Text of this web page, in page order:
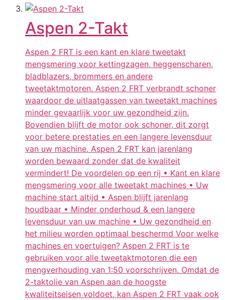
Aspen 2-Takt
Aspen 2 FRT is een kant en klare tweetakt
mengsmering voor kettingzagen, heggenscharen,
bladblazers, brommers en andere
tweetaktmotoren. Aspen 2 FRT verbrandt schoner
waardoor de uitlaatgassen van tweetakt machines
minder gevaarlijk voor uw gezondheid zijn.
Bovendien blijft de motor ook schoner, dit zorgt
voor betere prestaties en een langere levensduur
van uw machine. Aspen 2 FRT kan jarenlang
worden bewaard zonder dat de kwaliteit
vermindert! De voordelen op een rij • Kant en klare
mengsmering voor alle tweetakt machines • Uw
machine start altijd • Aspen blijft jarenlang
houdbaar • Minder onderhoud & een langere
levensduur van uw machine • Uw gezondheid en
het milieu worden optimaal beschermd Voor welke
machines en voertuigen? Aspen 2 FRT is te
gebruiken voor alle tweetaktmotoren die een
mengverhouding van 1:50 voorschrijven. Omdat de
2-taktolie van Aspen aan de hoogste
kwaliteitseisen voldoet, kan Aspen 2 FRT vaak ook